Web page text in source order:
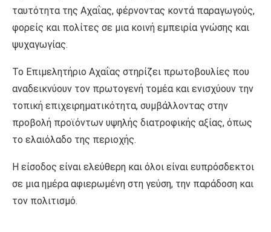
ταυτότητα της Αχαΐας, φέρνοντας κοντά παραγωγούς,
φορείς και πολίτες σε μια κοινή εμπειρία γνώσης και
ψυχαγωγίας.
Το Επιμελητήριο Αχαΐας στηρίζει πρωτοβουλίες που
αναδεικνύουν τον πρωτογενή τομέα και ενισχύουν την
τοπική επιχειρηματικότητα, συμβάλλοντας στην
προβολή προϊόντων υψηλής διατροφικής αξίας, όπως
το ελαιόλαδο της περιοχής.
Η είσοδος είναι ελεύθερη και όλοι είναι ευπρόσδεκτοι
σε μια ημέρα αφιερωμένη στη γεύση, την παράδοση και
τον πολιτισμό.